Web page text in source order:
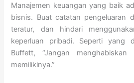
Manajemen keuangan yang baik
bisnis. Buat catatan pengeluaran
teratur, dan hindari
keperluan pribadi. Seperti yang
Buffett, “Jangan
memilikinya.”